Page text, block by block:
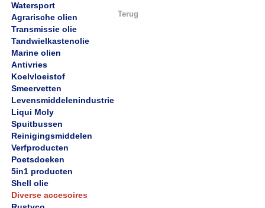
Watersport
Agrarische olien
Transmissie olie
Tandwielkastenolie
Marine olien
Antivries
Koelvloeistof
Smeervetten
Levensmiddelenindustrie
Liqui Moly
Spuitbussen
Reinigingsmiddelen
Verfproducten
Poetsdoeken
5in1 producten
Shell olie
Diverse accesoires
Terug